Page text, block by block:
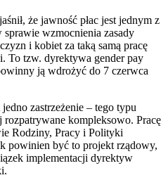
że jawność płac jest jednym z
wzmocnienia zasady
i kobiet za taką samą pracę
To tzw. dyrektywa gender pay
ją wdrożyć do 7 czerwca
zastrzeżenie – tego typu
kompleksowo. Pracę
Rodziny, Pracy i Polityki
powinien być to projekt rządowy,
implementacji dyrektyw